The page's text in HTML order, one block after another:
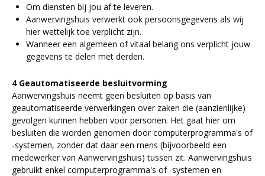
Om diensten bij jou af te leveren.
Aanwervingshuis verwerkt ook persoonsgegevens als wij
hier wettelijk toe verplicht zijn.
Wanneer een algemeen of vitaal belang ons verplicht jouw
gegevens te delen met derden.
4 Geautomatiseerde besluitvorming
Aanwervingshuis neemt geen besluiten op basis van
geautomatiseerde verwerkingen over zaken die (aanzienlijke)
gevolgen kunnen hebben voor personen. Het gaat hier om
besluiten die worden genomen door computerprogramma's of
-systemen, zonder dat daar een mens (bijvoorbeeld een
medewerker van Aanwervingshuis) tussen zit. Aanwervingshuis
gebruikt enkel computerprogramma's of -systemen en